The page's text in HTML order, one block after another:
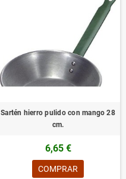
Sartén hierro pulido con mango 28
cm.
6,65 €
COMPRAR